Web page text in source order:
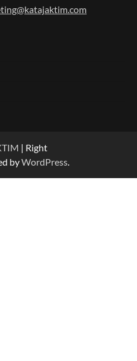
| Right
byWordPress.